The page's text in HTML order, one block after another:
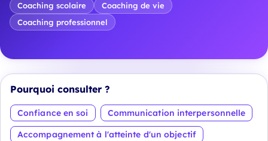
Coaching scolaire
Coaching de vie
Coaching professionnel
Pourquoi consulter ?
Confiance en soi
Communication interpersonnelle
Accompagnement à l'atteinte d'un objectif